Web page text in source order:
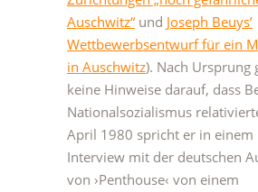
Auschwitz“ und Joseph Beuys’
Wettbewerbsentwurf für ein
in Auschwitz). Nach Ursprung
keine Hinweise darauf, dass
Nationalsozialismus
April 1980 spricht er in einem
Interview mit der deutschen
von ›Penthouse‹ von einem